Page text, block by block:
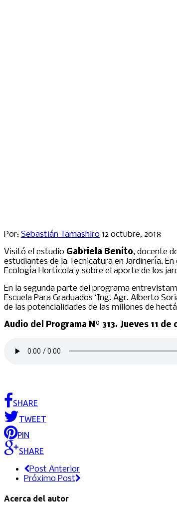
Por: Sebastián Tamashiro 12 octubre, 2018
Visitó el estudio Gabriela Benito, docente
estudiantes de la Tecnicatura en Jardinería.
Ecología Hortícola y sobre el aporte de los
En la segunda parte del programa
Escuela Para Graduados ‘Ing. Agr. Alberto
de las potencialidades de las millones de
Audio del Programa Nº 313. Jueves 11 de
SHARE
TWEET
PIN
SHARE
Post Anterior
Próximo Post
Acerca del autor